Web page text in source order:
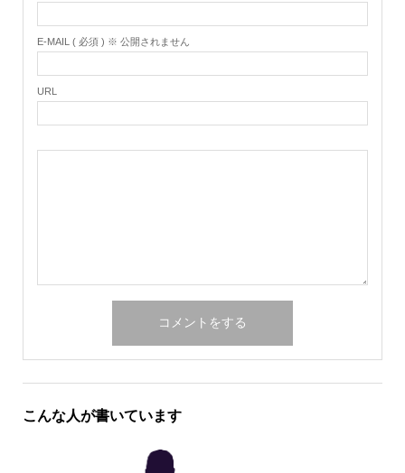
E-MAIL ( 必須 ) ※ 公開されません
URL
こんな人が書いています